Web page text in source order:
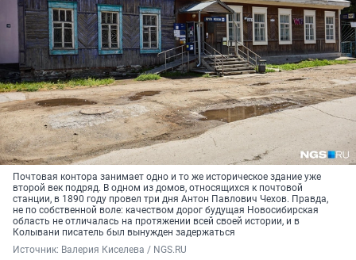
Почтовая контора занимает одно и то же историческое здание уже
второй век подряд. В одном из домов, относящихся к почтовой
станции, в 1890 году провел три дня Антон Павлович Чехов. Правда,
не по собственной воле: качеством дорог будущая Новосибирская
область не отличалась на протяжении всей своей истории, и в
Колывани писатель был вынужден задержаться
Источник: Валерия Киселева / NGS.RU